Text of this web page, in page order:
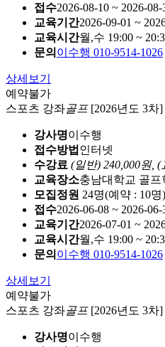
접수2026-08-10 ~ 2026-08-
교육기간2026-09-01 ~
교육시간월,수 19:00 ~
문의 이수행 010-9514-1026
상세보기
예약불가
스포츠 강좌골프[2026년도 3차
강사명이수행
접수방법 인터넷
수강료 (일반) 240,000원, (
교육장소충남대학교 골프
모집정원 24명(예약 : 10명)
접수2026-06-08 ~ 2026-06-
교육기간2026-07-01 ~
교육시간월,수 19:00 ~
문의 이수행 010-9514-1026
상세보기
예약불가
스포츠 강좌골프[2026년도 3차
강사명이수행